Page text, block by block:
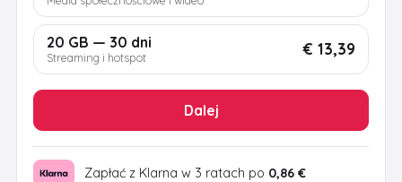
20 GB — 30 dni
Streaming i hotspot € 13,39
Dalej
Zapłać z Klarna w 3 ratach po 0,86 €